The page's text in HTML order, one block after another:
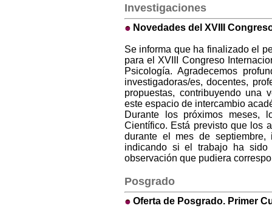
Investigaciones
Novedades del XVIII
Se informa que ha finalizado el
para el XVIII Congreso
Psicología. Agradecemos
investigadoras/es, docentes,
propuestas, contribuyendo una
este espacio de intercambio
Durante los próximos meses,
Científico. Está previsto que los
durante el mes de
indicando si el trabajo ha sido
observación que pudiera
Posgrado
Oferta de Posgrado. Primer